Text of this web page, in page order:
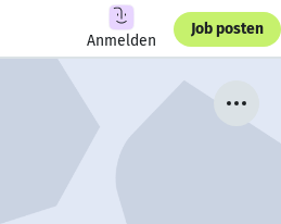
Anmelden
Job posten